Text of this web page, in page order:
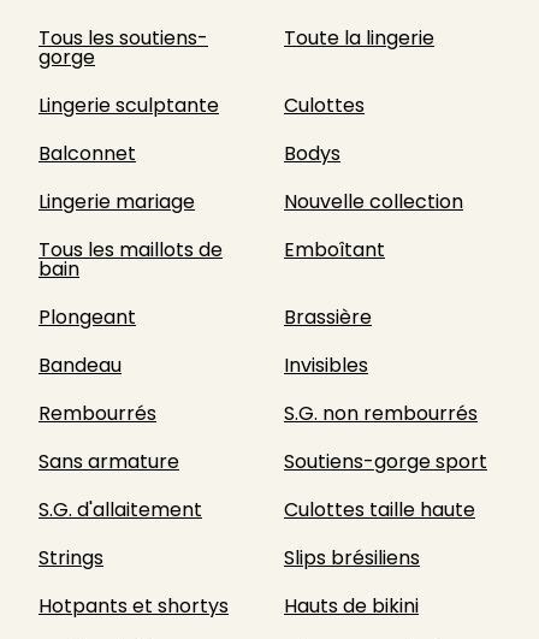
Tous les soutiens-
gorge
Toute la lingerie
Lingerie sculptante
Culottes
Balconnet
Bodys
Lingerie mariage
Nouvelle collection
Tous les maillots de
bain
Emboîtant
Plongeant
Brassière
Bandeau
Invisibles
Rembourrés
S.G. non rembourrés
Sans armature
Soutiens-gorge sport
S.G. d'allaitement
Culottes taille haute
Strings
Slips brésiliens
Hotpants et shortys
Hauts de bikini